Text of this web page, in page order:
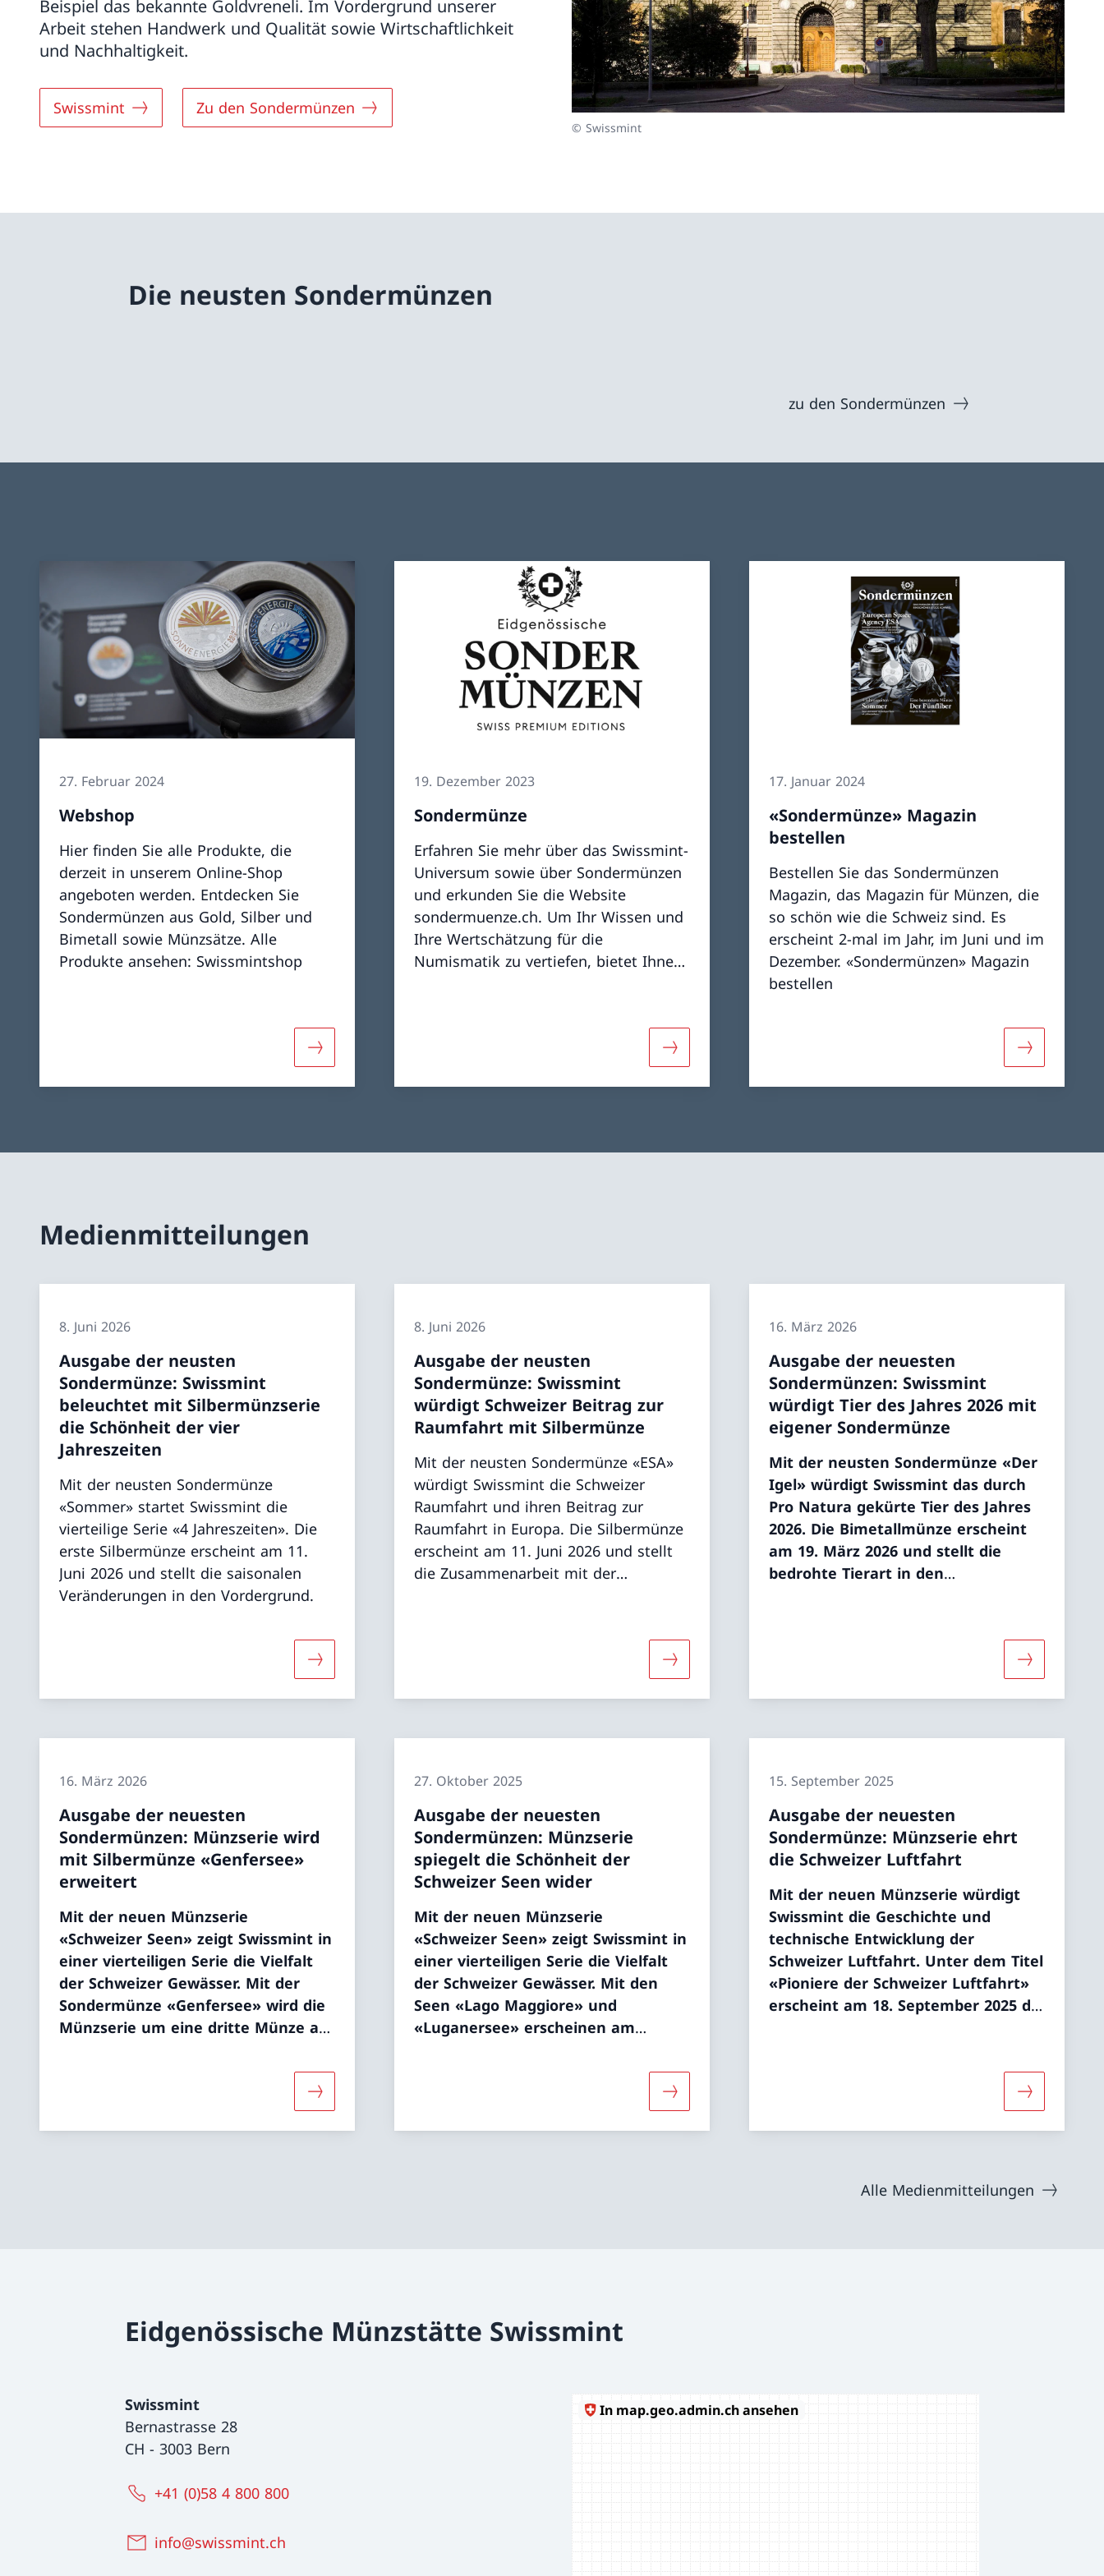
Beispiel das bekannte Goldvreneli. Im Vordergrund unserer
Arbeit stehen Handwerk und Qualität sowie Wirtschaftlichkeit
und Nachhaltigkeit.
Swissmint Zu den Sondermünzen
© Swissmint
Die neusten Sondermünzen
zu den Sondermünzen
27. Februar 2024
Webshop
Hier finden Sie alle Produkte, die
derzeit in unserem Online-Shop
angeboten werden. Entdecken Sie
Sondermünzen aus Gold, Silber und
Bimetall sowie Münzsätze. Alle
Produkte ansehen: Swissmintshop
Mehr über «Webshop »
19. Dezember 2023
Sondermünze
Erfahren Sie mehr über das Swissmint-
Universum sowie über Sondermünzen
und erkunden Sie die Website
sondermuenze.ch. Um Ihr Wissen und
Ihre Wertschätzung für die
Numismatik zu vertiefen, bietet Ihnen
Mehr über «Sondermünze»
17. Januar 2024
«Sondermünze» Magazin
bestellen
Bestellen Sie das Sondermünzen
Magazin, das Magazin für Münzen, die
so schön wie die Schweiz sind. Es
erscheint 2-mal im Jahr, im Juni und im
Dezember. «Sondermünzen» Magazin
bestellen
Mehr über
Medienmitteilungen
8. Juni 2026
Ausgabe der neusten
Sondermünze: Swissmint
beleuchtet mit Silbermünzserie
die Schönheit der vier
Jahreszeiten
Mit der neusten Sondermünze
«Sommer» startet Swissmint die
vierteilige Serie «4 Jahreszeiten». Die
erste Silbermünze erscheint am 11.
Juni 2026 und stellt die saisonalen
Veränderungen in den Vordergrund.
Mehr über «Ausgabe der neusten Sondermünze: Swissmint beleuchtet mit Silbermünzserie die Schönheit der
8. Juni 2026
Ausgabe der neusten
Sondermünze: Swissmint
würdigt Schweizer Beitrag zur
Raumfahrt mit Silbermünze
Mit der neusten Sondermünze «ESA»
würdigt Swissmint die Schweizer
Raumfahrt und ihren Beitrag zur
Raumfahrt in Europa. Die Silbermünze
erscheint am 11. Juni 2026 und stellt
die Zusammenarbeit mit der
Mehr über «Ausgabe der neusten Sondermünze: Swissmint
16. März 2026
Ausgabe der neuesten
Sondermünzen: Swissmint
würdigt Tier des Jahres 2026 mit
eigener Sondermünze
Mit der neusten Sondermünze «Der
Igel» würdigt Swissmint das durch
Pro Natura gekürte Tier des Jahres
2026. Die Bimetallmünze erscheint
am 19. März 2026 und stellt die
bedrohte Tierart in den
Mehr über
16. März 2026
Ausgabe der neuesten
Sondermünzen: Münzserie wird
mit Silbermünze «Genfersee»
erweitert
Mit der neuen Münzserie
«Schweizer Seen» zeigt Swissmint in
einer vierteiligen Serie die Vielfalt
der Schweizer Gewässer. Mit der
Sondermünze «Genfersee» wird die
Münzserie um eine dritte Münze am
Mehr über «Ausgabe der neuesten Sondermünzen: Münzserie wird mit Silbermünze «Genfersee» erweitert»
27. Oktober 2025
Ausgabe der neuesten
Sondermünzen: Münzserie
spiegelt die Schönheit der
Schweizer Seen wider
Mit der neuen Münzserie
«Schweizer Seen» zeigt Swissmint in
einer vierteiligen Serie die Vielfalt
der Schweizer Gewässer. Mit den
Seen «Lago Maggiore» und
«Luganersee» erscheinen am
Mehr über «Ausgabe der neuesten Sondermünzen:
15. September 2025
Ausgabe der neuesten
Sondermünze: Münzserie ehrt
die Schweizer Luftfahrt
Mit der neuen Münzserie würdigt
Swissmint die Geschichte und
technische Entwicklung der
Schweizer Luftfahrt. Unter dem Titel
«Pioniere der Schweizer Luftfahrt»
erscheint am 18. September 2025 die
Mehr über
Alle Medienmitteilungen
Eidgenössische Münzstätte Swissmint
Swissmint
Bernastrasse 28
CH - 3003 Bern
+41 (0)58 4 800 800
info@swissmint.ch